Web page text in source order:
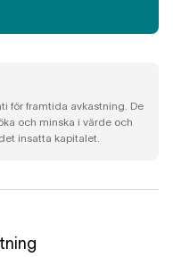
för framtida avkastning. De
och minska i värde och
insatta kapitalet.